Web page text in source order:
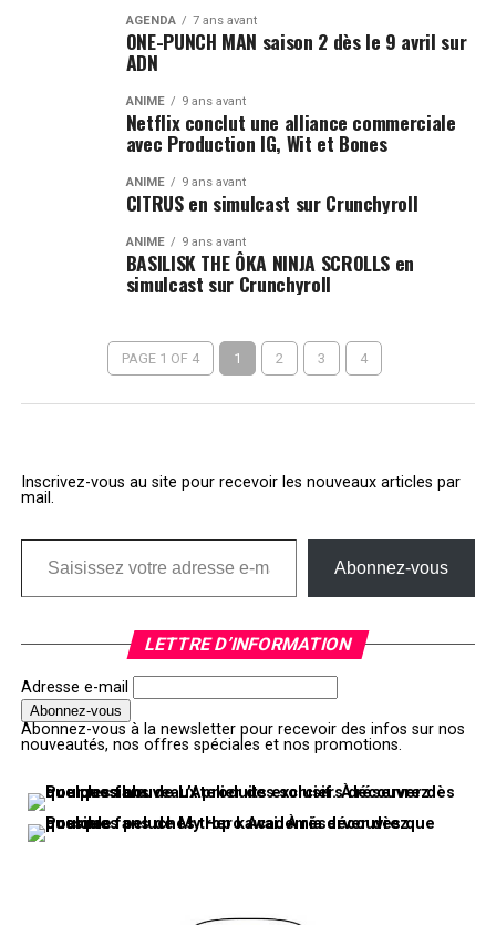
AGENDA 7 ans avant
ONE-PUNCH MAN saison 2 dès le 9 avril sur
ADN
ANIME 9 ans avant
Netflix conclut une alliance commerciale
avec Production IG, Wit et Bones
ANIME 9 ans avant
CITRUS en simulcast sur Crunchyroll
ANIME 9 ans avant
BASILISK THE ÔKA NINJA SCROLLS en
simulcast sur Crunchyroll
PAGE 1 OF 4 1 2 3 4
Inscrivez-vous au site pour recevoir les nouveaux articles par
mail.
Saisissez votre adresse e-mail…
Abonnez-vous
LETTRE D’INFORMATION
Adresse e-mail
Abonnez-vous à la newsletter pour recevoir des infos sur nos
nouveautés, nos offres spéciales et nos promotions.